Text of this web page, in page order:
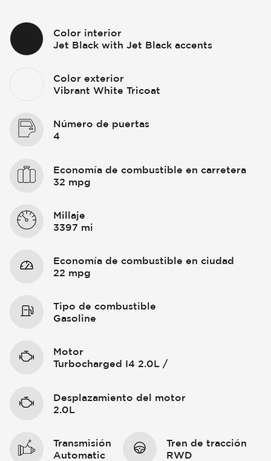
Color interior
Jet Black with Jet Black accents
Color exterior
Vibrant White Tricoat
Número de puertas
4
Economía de combustible en carretera
32 mpg
Millaje
3397 mi
Economía de combustible en ciudad
22 mpg
Tipo de combustible
Gasoline
Motor
Turbocharged I4 2.0L /
Desplazamiento del motor
2.0L
Transmisión
Automatic
Tren de tracción
RWD